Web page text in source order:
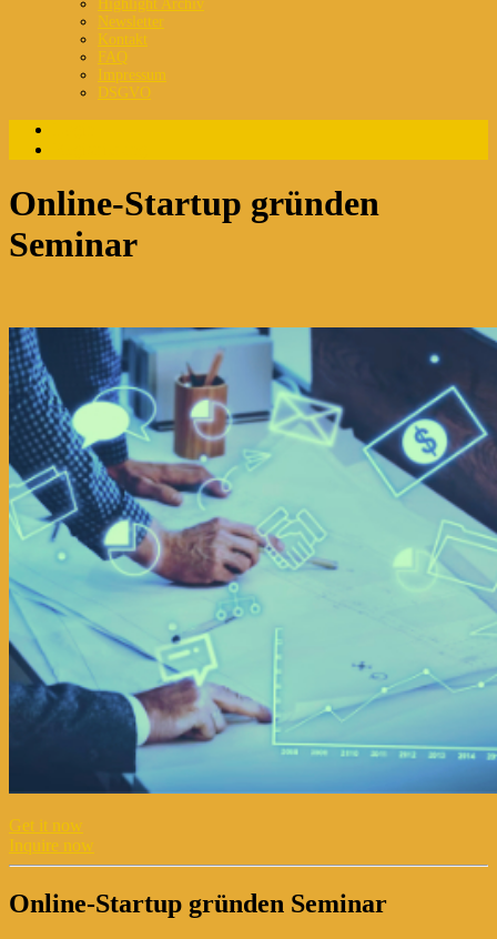
Highlight Archiv
Newsletter
Kontakt
FAQ
Impressum
DSGVO
Online-Startup gründen
Seminar
Get it now
Inquire now
Online-Startup gründen Seminar